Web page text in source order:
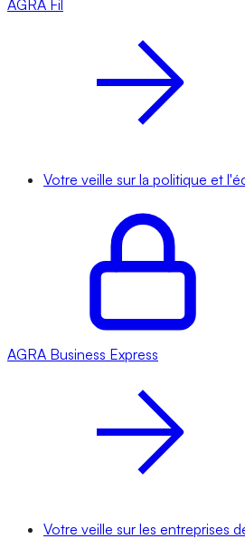
AGRA Fil
Votre veille sur la politique et
AGRA Business Express
Votre veille sur les entreprises